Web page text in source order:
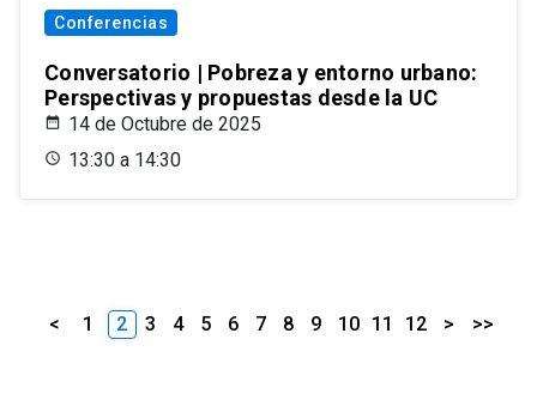
Conferencias
Conversatorio | Pobreza y entorno urbano:
Perspectivas y propuestas desde la UC
14 de Octubre de 2025
13:30 a 14:30
< 1 2 3 4 5 6 7 8 9 10 11 12 > >>